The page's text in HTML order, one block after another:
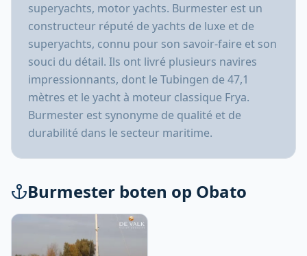
superyachts, motor yachts. Burmester est un
constructeur réputé de yachts de luxe et de
superyachts, connu pour son savoir-faire et son
souci du détail. Ils ont livré plusieurs navires
impressionnants, dont le Tubingen de 47,1
mètres et le yacht à moteur classique Frya.
Burmester est synonyme de qualité et de
durabilité dans le secteur maritime.
Burmester boten op Obato